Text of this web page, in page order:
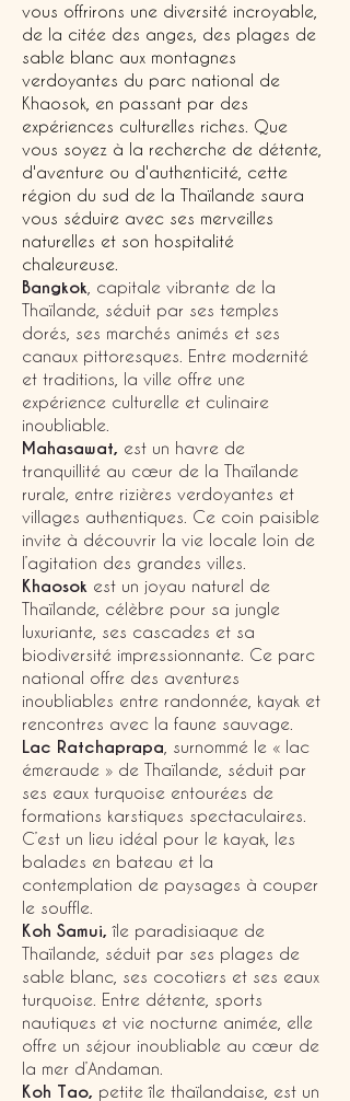
vous offrirons une diversité incroyable,
de la citée des anges, des plages de
sable blanc aux montagnes
verdoyantes du parc national de
Khaosok, en passant par des
expériences culturelles riches. Que
vous soyez à la recherche de détente,
d'aventure ou d'authenticité, cette
région du sud de la Thaïlande saura
vous séduire avec ses merveilles
naturelles et son hospitalité
chaleureuse.
Bangkok , capitale vibrante de la
Thaïlande, séduit par ses temples
dorés, ses marchés animés et ses
canaux pittoresques. Entre modernité
et traditions, la ville offre une
expérience culturelle et culinaire
inoubliable.
Mahasawat, est un havre de
tranquillité au cœur de la Thaïlande
rurale, entre rizières verdoyantes et
villages authentiques. Ce coin paisible
invite à découvrir la vie locale loin de
l’agitation des grandes villes.
Khaosok est un joyau naturel de
Thaïlande, célèbre pour sa jungle
luxuriante, ses cascades et sa
biodiversité impressionnante. Ce parc
national offre des aventures
inoubliables entre randonnée, kayak et
rencontres avec la faune sauvage.
Lac Ratchaprapa , surnommé le « lac
émeraude » de Thaïlande, séduit par
ses eaux turquoise entourées de
formations karstiques spectaculaires.
C’est un lieu idéal pour le kayak, les
balades en bateau et la
contemplation de paysages à couper
le souffle.
Koh Samui,île paradisiaque de
Thaïlande, séduit par ses plages de
sable blanc, ses cocotiers et ses eaux
turquoise. Entre détente, sports
nautiques et vie nocturne animée, elle
offre un séjour inoubliable au cœur de
la mer d’Andaman.
Koh Tao, petite île thaïlandaise, est un